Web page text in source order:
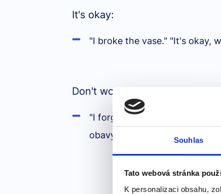
Souhlas
Tato webová stránka
K personalizaci obsahu,
It's okay:
"I broke the vase." "It's okay,
Don't worry about it:
"I forgot to bring the book."
obavy, můžeš ji přinést zítra.)